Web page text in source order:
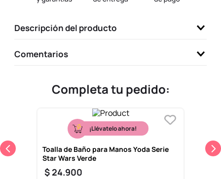
Descripción del producto
Comentarios
Completa tu pedido:
¡Llévatelo ahora!
Toalla de Baño para Manos Yoda Serie
Star Wars Verde
$ 24.900
10. llaveros